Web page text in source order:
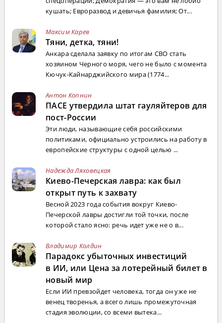
кушать; Евроразвод и девичья фамилия; От...
Максим Карев
Тяни, детка, тяни!
Анкара сделала заявку по итогам СВО стать
хозяином Черного моря, чего не было с момента
Кючук-Кайнарджийского мира (1774...
Антон Копнин
ПАСЕ утвердила штат гауляйтеров для
пост-России
Эти люди, называющие себя российскими
политиками, официально устроились на работу в
европейские структуры с одной целью ...
Надежда Ляховецкая
Киево-Печерская лавра: как был
открыт путь к захвату
Весной 2023 года события вокруг Киево-
Печерской лавры достигли той точки, после
которой стало ясно: речь идет уже не о в...
Владимир Колдин
Парадокс убыточных инвестиций
в ИИ, или Цена за лотерейный билет в
новый мир
Если ИИ превзойдет человека, тогда он уже не
венец творенья, а всего лишь промежуточная
стадия эволюции, со всеми вытека...